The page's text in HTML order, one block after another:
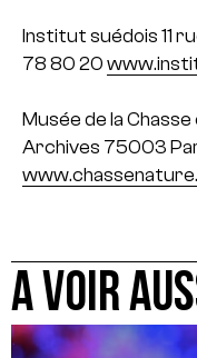
Institut suédois 11
78 80 20
Musée de la
Archives 75003
A VOIR